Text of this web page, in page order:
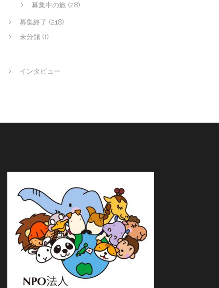
募集中の旅 (28)
募集終了 (218)
未分類 (1)
インタビュー